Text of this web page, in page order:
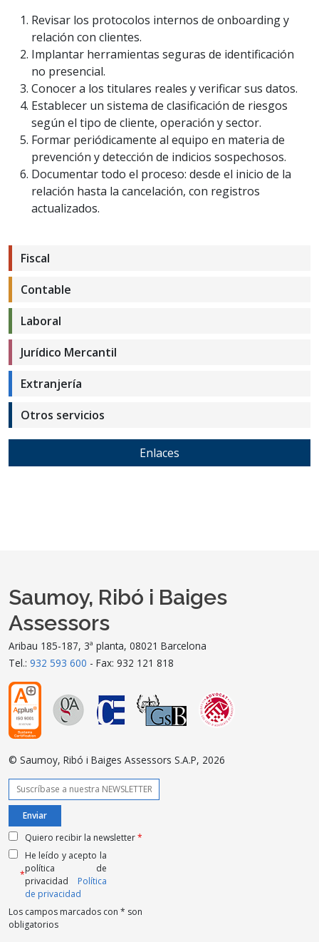
Revisar los protocolos internos de onboarding y
relación con clientes.
Implantar herramientas seguras de identificación
no presencial.
Conocer a los titulares reales y verificar sus datos.
Establecer un sistema de clasificación de riesgos
según el tipo de cliente, operación y sector.
Formar periódicamente al equipo en materia de
prevención y detección de indicios sospechosos.
Documentar todo el proceso: desde el inicio de la
relación hasta la cancelación, con registros
actualizados.
Fiscal
Contable
Laboral
Jurídico Mercantil
Extranjería
Otros servicios
Enlaces
Saumoy, Ribó i Baiges
Assessors
Aribau 185-187, 3ª planta, 08021 Barcelona
Tel.: 932 593 600 - Fax: 932 121 818
© Saumoy, Ribó i Baiges Assessors S.A.P, 2026
Los campos marcados con * son
obligatorios
Quiero recibir la newsletter*
*
He leído y acepto la
política de
privacidad Política
de privacidad